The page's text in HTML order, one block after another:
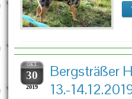
OKT.
30
2019
Bergsträßer
13.-